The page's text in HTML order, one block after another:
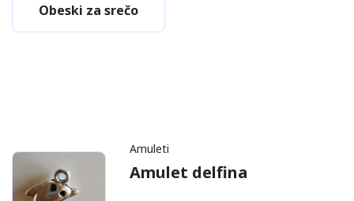
Obeski za srečo
Amuleti
Amulet delfina